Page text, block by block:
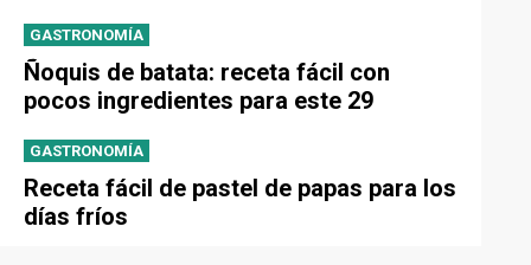
GASTRONOMÍA
Ñoquis de batata: receta fácil con
pocos ingredientes para este 29
GASTRONOMÍA
Receta fácil de pastel de papas para los
días fríos